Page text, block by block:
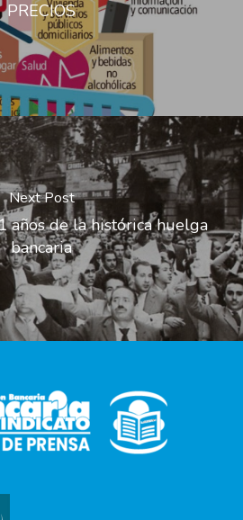
PRECIOS
Next Post
años de la histórica huelga
bancaria